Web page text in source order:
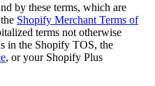
by these terms, which are
Shopify Merchant Terms of
terms not otherwise
in the Shopify TOS, the
, or your Shopify Plus